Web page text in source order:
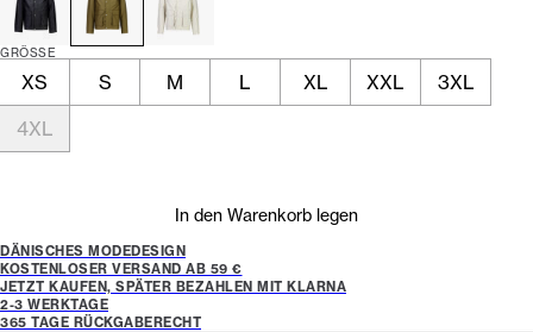
GRÖSSE
XS S M L XL XXL
3XL
4XL
In den Warenkorb legen
DÄNISCHES MODEDESIGN
KOSTENLOSER VERSAND AB 59 €
JETZT KAUFEN, SPÄTER BEZAHLEN MIT KLARNA
2-3 WERKTAGE
365 TAGE RÜCKGABERECHT